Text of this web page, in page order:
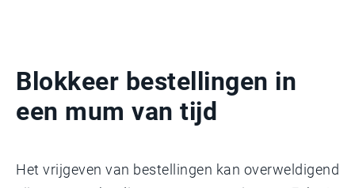
Blokkeer bestellingen in
een mum van tijd
Het vrijgeven van bestellingen kan overweldigend